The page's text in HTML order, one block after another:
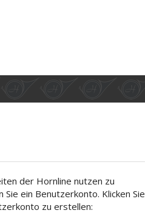
der Hornline nutzen zu
Sie ein Benutzerkonto. Klicken Sie
zu erstellen: